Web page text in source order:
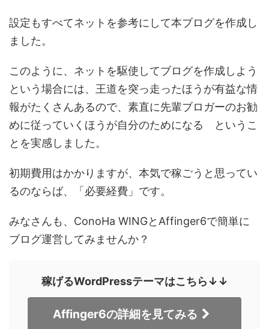
設定もすべてネットを参考にして本ブログを作成し
ました。
このように、ネットを駆使してブログを作成しよう
という場合には、王道を突っ走ったほうが有益な情
報がたくさんあるので、素直に先輩ブロガーのお勧
めに従っていくほうが自分のためになる というこ
とを実感しました。
初期費用はかかりますが、本気で稼ごうと思ってい
るのならば、「必要経費」です。
みなさんも、ConoHa WINGとAffinger6で簡単に
ブログ運営してみませんか？
稼げるWordPressテーマはこちら↓↓
Affinger6の詳細を見てみる